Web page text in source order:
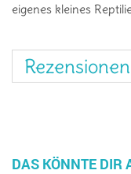
eigenes kleines
DAS KÖNNTE DIR